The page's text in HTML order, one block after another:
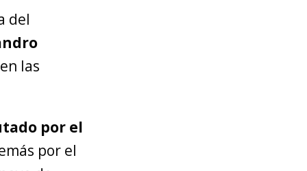
del
las
por el
por el